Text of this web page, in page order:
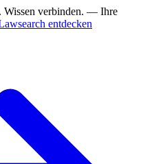
Wissen verbinden. — Ihre
entdecken